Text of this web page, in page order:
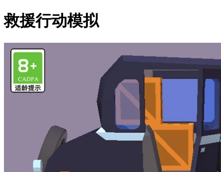
救援行动模拟